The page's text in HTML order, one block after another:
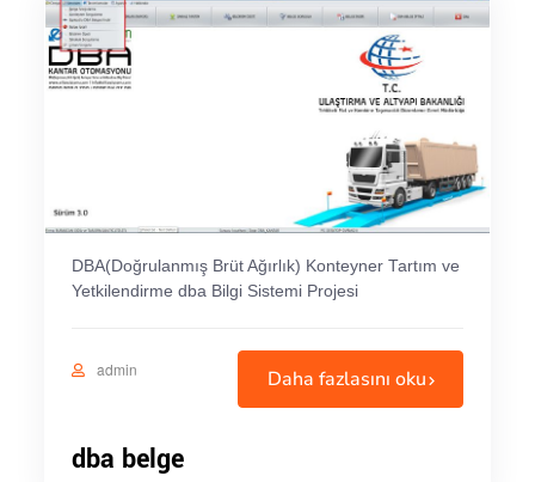
DBA(Doğrulanmış Brüt Ağırlık) Konteyner Tartım ve
Yetkilendirme dba Bilgi Sistemi Projesi
admin Daha fazlasını oku
dba belge